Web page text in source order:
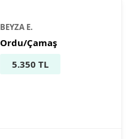
BEYZA E.
Ordu/Çamaş
5.350 TL